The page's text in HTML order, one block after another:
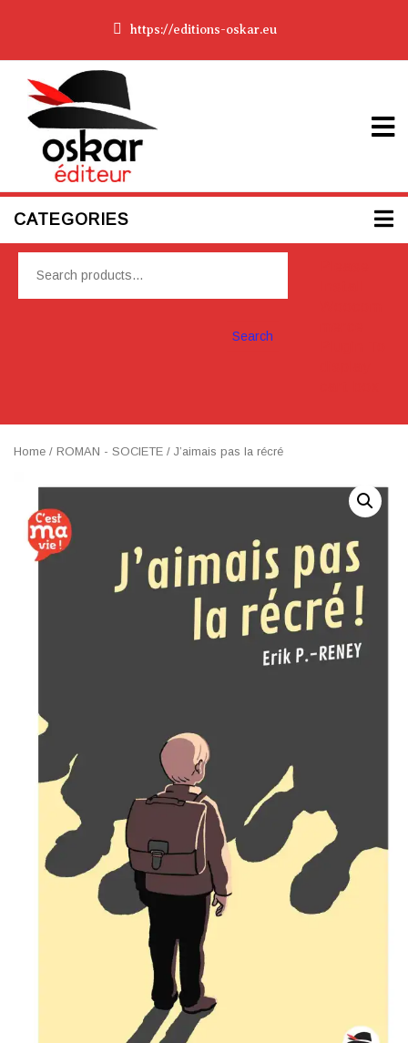
https://editions-oskar.eu
CATEGORIES
Search
Home / ROMAN - SOCIETE / J’aimais pas la récré